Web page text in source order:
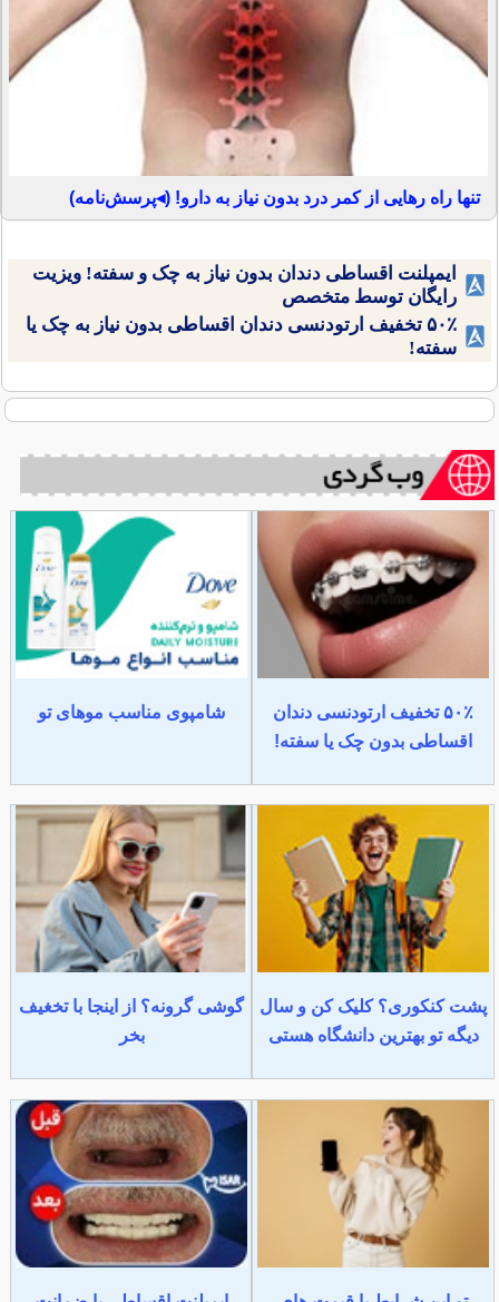
تنها راه رهایی از کمر درد بدون نیاز به دارو! (◂پرسش‌نامه)
ایمپلنت اقساطی دندان بدون نیاز به چک و سفته! ویزیت
رایگان توسط متخصص
۵۰٪ تخفیف ارتودنسی دندان اقساطی بدون نیاز به چک یا
سفته!
۵۰٪ تخفیف ارتودنسی دندان
اقساطی بدون چک یا سفته!
شامپوی مناسب موهای تو
پشت کنکوری؟ کلیک کن و سال
دیگه تو بهترین دانشگاه هستی
گوشی گرونه؟ از اینجا با تخغیف
بخر